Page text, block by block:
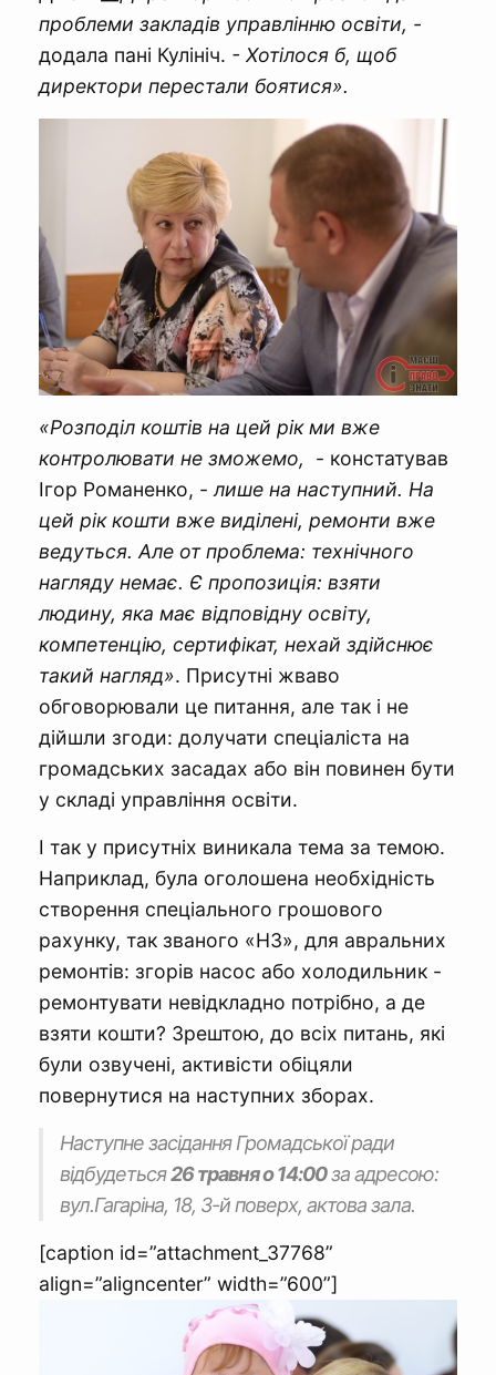
проблеми закладів управлінню освіти, -
додала пані Кулініч. - Хотілося б, щоб
директори перестали боятися».
«Розподіл коштів на цей рік ми вже
контролювати не зможемо, - констатував
Ігор Романенко, - лише на наступний. На
цей рік кошти вже виділені, ремонти вже
ведуться. Але от проблема: технічного
нагляду немає. Є пропозиція: взяти
людину, яка має відповідну освіту,
компетенцію, сертифікат, нехай здійснює
такий нагляд». Присутні жваво
обговорювали це питання, але так і не
дійшли згоди: долучати спеціаліста на
громадських засадах або він повинен бути
у складі управління освіти.
І так у присутніх виникала тема за темою.
Наприклад, була оголошена необхідність
створення спеціального грошового
рахунку, так званого «НЗ», для авральних
ремонтів: згорів насос або холодильник -
ремонтувати невідкладно потрібно, а де
взяти кошти? Зрештою, до всіх питань, які
були озвучені, активісти обіцяли
повернутися на наступних зборах.
Наступне засідання Громадської ради
відбудеться26 травня о 14:00за адресою:
вул.Гагаріна, 18, 3-й поверх, актова зала.
[caption id=”attachment_37768”
align=”aligncenter” width=”600”]